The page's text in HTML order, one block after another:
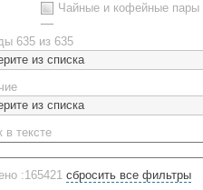
Чайные и кофейные пары
Наборы посуды
Предметы сервировки
Стаканы
Эко кружки
ЕВРОПОСУДА
Аксессуары
Ежедневники и блокноты
635 из 635
из списка
из списка
в тексте
:165421 сбросить все фильтры